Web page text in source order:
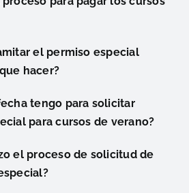
el permiso especial
hacer?
tengo para solicitar
para cursos de verano?
el proceso de solicitud de